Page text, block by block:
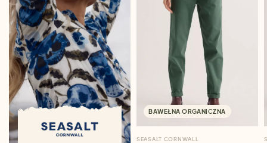
BAWEŁNA ORGANICZNA
SEASALT CORNWALL